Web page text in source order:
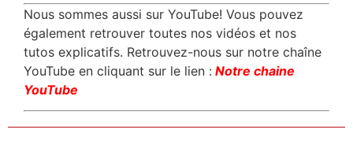
Nous sommes aussi sur YouTube! Vous pouvez
également retrouver toutes nos vidéos et nos
tutos explicatifs. Retrouvez-nous sur notre chaîne
YouTube en cliquant sur le lien : Notre chaine
YouTube